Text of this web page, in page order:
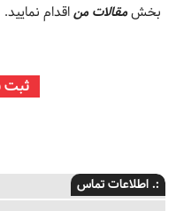
بخشمقالات مناقدام نمایید.
ثبت
:. اطلاعات تماس